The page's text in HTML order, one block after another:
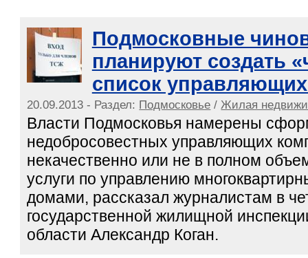
Подмосковные
планируют создать
список
20.09.2013 - Раздел: Подмосковье / Жилая
Власти Подмосковья намерены
недобросовестных управляющих
некачественно или не в полном
услуги по управлению
домами, рассказал журналистам в
государственной жилищной
области Александр Коган.